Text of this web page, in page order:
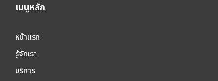
เมนูหลัก
หน้าแรก
รู้จักเรา
บริการ